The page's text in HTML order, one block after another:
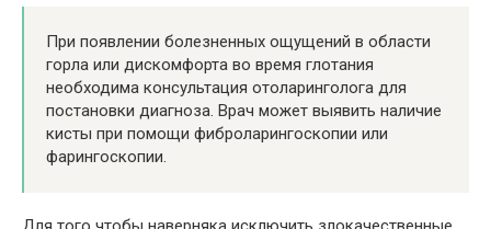
При появлении болезненных ощущений в области
горла или дискомфорта во время глотания
необходима консультация отоларинголога для
постановки диагноза. Врач может выявить наличие
кисты при помощи фиброларингоскопии или
фарингоскопии.